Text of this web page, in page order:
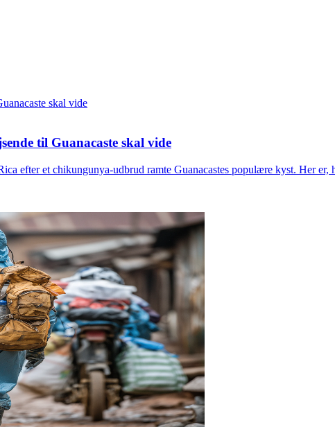
til Guanacaste skal vide
efter et chikungunya-udbrud ramte Guanacastes populære kyst. Her